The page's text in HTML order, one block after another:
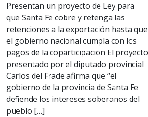
Presentan un proyecto de Ley para
que Santa Fe cobre y retenga las
retenciones a la exportación hasta que
el gobierno nacional cumpla con los
pagos de la coparticipación El proyecto
presentado por el diputado provincial
Carlos del Frade afirma que “el
gobierno de la provincia de Santa Fe
defiende los intereses soberanos del
pueblo […]